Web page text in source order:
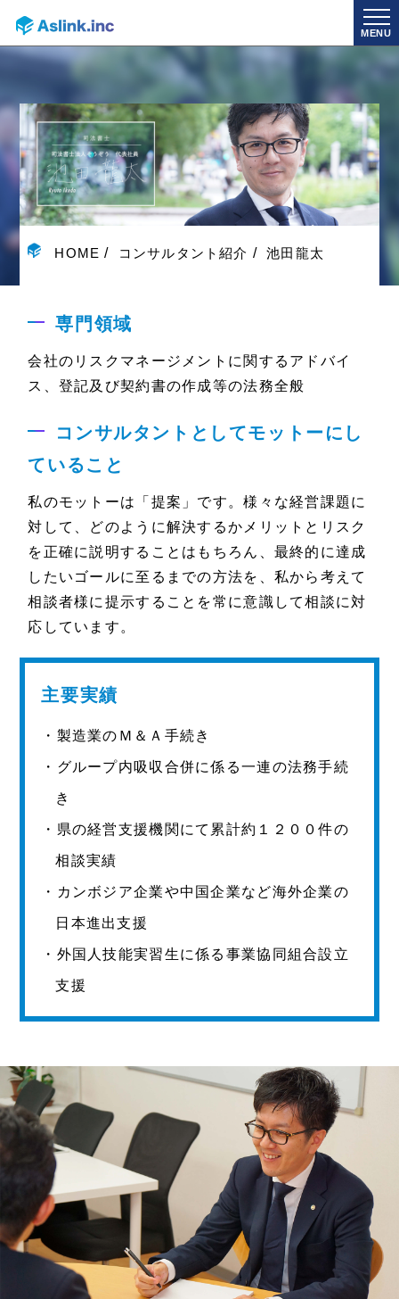
MENU
HOME コンサルタント紹介 池田龍太
専門領域
会社のリスクマネージメントに関するアドバイ
ス、登記及び契約書の作成等の法務全般
コンサルタントとしてモットーにし
ていること
私のモットーは「提案」です。様々な経営課題に
対して、どのように解決するかメリットとリスク
を正確に説明することはもちろん、最終的に達成
したいゴールに至るまでの方法を、私から考えて
相談者様に提示することを常に意識して相談に対
応しています。
主要実績
・製造業のＭ＆Ａ手続き
・グループ内吸収合併に係る一連の法務手続
き
・県の経営支援機関にて累計約１２００件の
相談実績
・カンボジア企業や中国企業など海外企業の
日本進出支援
・外国人技能実習生に係る事業協同組合設立
支援